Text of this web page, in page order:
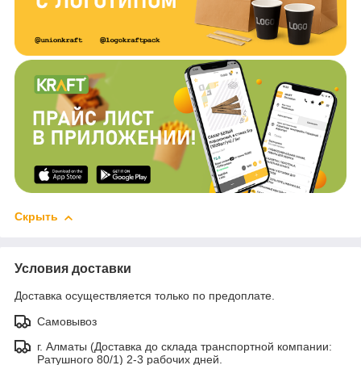
Скрыть
Условия доставки
Доставка осуществляется только по предоплате.
Самовывоз
г. Алматы (Доставка до склада транспортной компании:
Ратушного 80/1) 2-3 рабочих дней.